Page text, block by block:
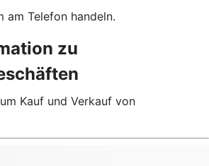
am Telefon handeln.
zu
Kauf und Verkauf von